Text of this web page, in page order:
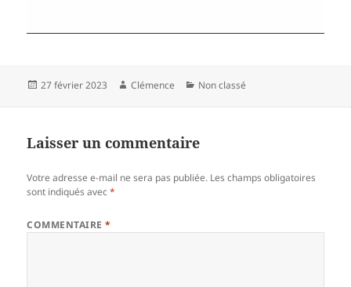
Publié
27 février 2023 Auteur
Clémence Catégories
Non classé
Laisser un commentaire
Votre adresse e-mail ne sera pas publiée. Les champs obligatoires
sont indiqués avec*
COMMENTAIRE*